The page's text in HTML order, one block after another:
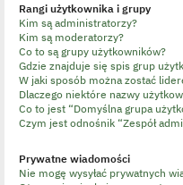
Rangi użytkownika i grupy
Kim są administratorzy?
Kim są moderatorzy?
Co to są grupy użytkowników?
Gdzie znajduje się spis grup
W jaki sposób można zostać
Dlaczego niektóre nazwy
Co to jest “Domyślna grupa
Czym jest odnośnik “Zespół
Prywatne wiadomości
Nie mogę wysyłać prywatnych